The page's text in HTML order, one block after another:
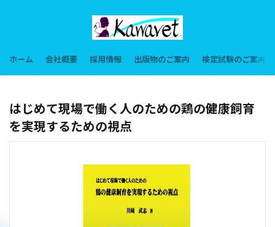
ホーム 会社概要 採用情報 出版物のご案内 検定試験のご案内
はじめて現場で働く人のための鶏の健康飼育
を実現するための視点